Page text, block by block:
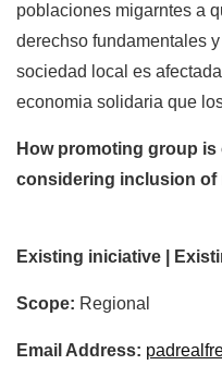
poblaciones migarntes a
derechso fundamentales
sociedad local es
economia solidaria que
How promoting group
considering inclusion of
Existing iniciative |
Scope: Regional
Email Address: